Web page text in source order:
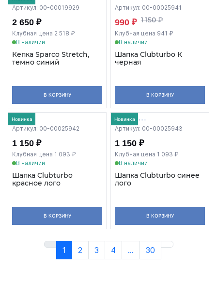
Артикул: 00-00019929
2 650 ₽
Клубная цена 2 518 ₽
В наличии
Кепка Sparco Stretch,
темно синий
В КОРЗИНУ
Артикул: 00-00025941
990 ₽ 1 150 ₽
Клубная цена 941 ₽
В наличии
Шапка Clubturbo К
черная
В КОРЗИНУ
Новинка
Артикул: 00-00025942
1 150 ₽
Клубная цена 1 093 ₽
В наличии
Шапка Clubturbo
красное лого
В КОРЗИНУ
Новинка
Артикул: 00-00025943
1 150 ₽
Клубная цена 1 093 ₽
В наличии
Шапка Clubturbo синее
лого
В КОРЗИНУ
1 2 3 4 ... 30